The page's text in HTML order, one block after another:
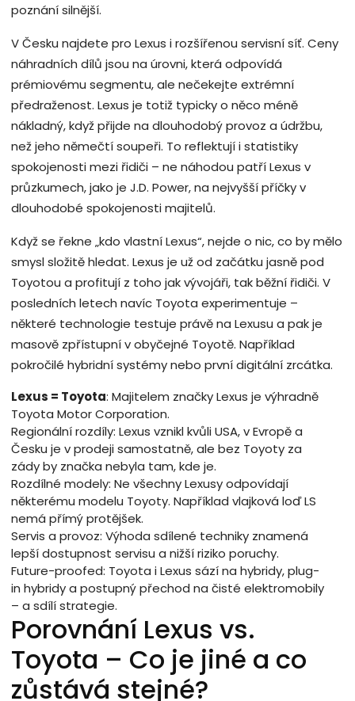
poznání silnější.
V Česku najdete pro Lexus i rozšířenou servisní síť. Ceny
náhradních dílů jsou na úrovni, která odpovídá
prémiovému segmentu, ale nečekejte extrémní
předraženost. Lexus je totiž typicky o něco méně
nákladný, když přijde na dlouhodobý provoz a údržbu,
než jeho němečtí soupeři. To reflektují i statistiky
spokojenosti mezi řidiči – ne náhodou patří Lexus v
průzkumech, jako je J.D. Power, na nejvyšší příčky v
dlouhodobé spokojenosti majitelů.
Když se řekne „kdo vlastní Lexus“, nejde o nic, co by mělo
smysl složitě hledat. Lexus je už od začátku jasně pod
Toyotou a profitují z toho jak vývojáři, tak běžní řidiči. V
posledních letech navíc Toyota experimentuje –
některé technologie testuje právě na Lexusu a pak je
masově zpřístupní v obyčejné Toyotě. Například
pokročilé hybridní systémy nebo první digitální zrcátka.
Lexus = Toyota: Majitelem značky Lexus je výhradně
Toyota Motor Corporation.
Regionální rozdíly: Lexus vznikl kvůli USA, v Evropě a
Česku je v prodeji samostatně, ale bez Toyoty za
zády by značka nebyla tam, kde je.
Rozdílné modely: Ne všechny Lexusy odpovídají
některému modelu Toyoty. Například vlajková loď LS
nemá přímý protějšek.
Servis a provoz: Výhoda sdílené techniky znamená
lepší dostupnost servisu a nižší riziko poruchy.
Future-proofed: Toyota i Lexus sází na hybridy, plug-
in hybridy a postupný přechod na čisté elektromobily
– a sdílí strategie.
Porovnání Lexus vs.
Toyota – Co je jiné a co
zůstává stejné?